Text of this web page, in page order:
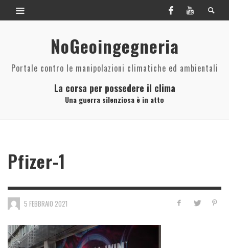
NoGeoingegneria
Portale contro le manipolazioni climatiche ed ambientali
La corsa per possedere il clima
Una guerra silenziosa è in atto
Pfizer-1
5 FEBBRAIO 2021